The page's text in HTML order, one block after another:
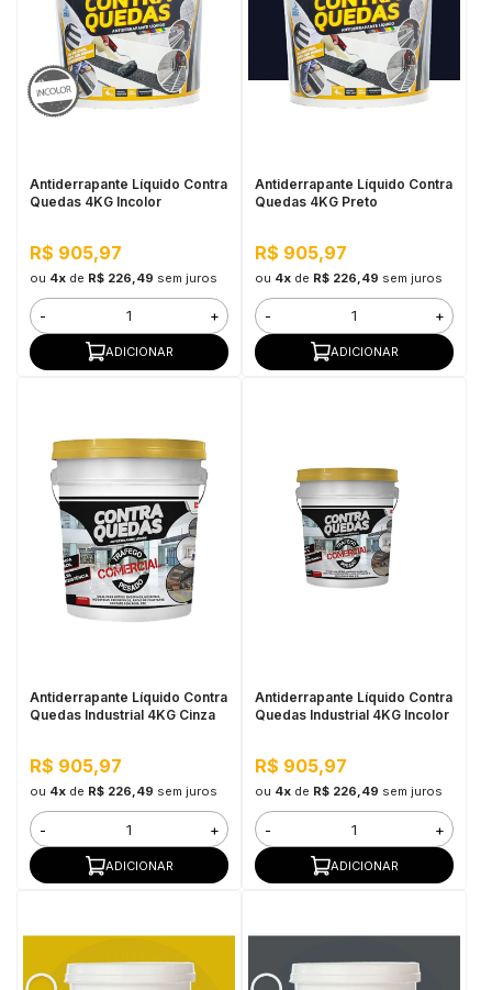
Antiderrapante Líquido Contra
Quedas 4KG Incolor
R$ 905,97
ou 4xde R$ 226,49 sem juros
- +
ADICIONAR
Antiderrapante Líquido Contra
Quedas 4KG Preto
R$ 905,97
ou 4xde R$ 226,49 sem juros
- +
ADICIONAR
Antiderrapante Líquido Contra
Quedas Industrial 4KG Cinza
R$ 905,97
ou 4xde R$ 226,49 sem juros
- +
ADICIONAR
Antiderrapante Líquido Contra
Quedas Industrial 4KG Incolor
R$ 905,97
ou 4xde R$ 226,49 sem juros
- +
ADICIONAR